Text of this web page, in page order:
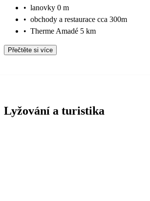
• lanovky 0 m
• obchody a restaurace cca 300m
• Therme Amadé 5 km
Přečtěte si více
Lyžování a turistika